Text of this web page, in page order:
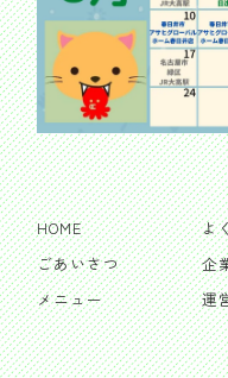
HOME
ごあいさつ
メニュー
よ
企
運